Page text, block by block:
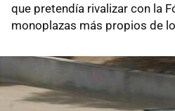
que pretendía rivalizar con la
monoplazas más propios de